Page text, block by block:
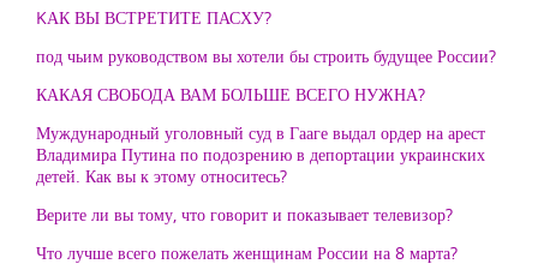
KАК ВЫ ВСТРЕТИТЕ ПАСХУ?
под чьим руководством вы хотели бы строить будущее России?
КАКАЯ СВОБОДА ВАМ БОЛЬШЕ ВСЕГО НУЖНА?
Муждународный уголовный суд в Гааге выдал ордер на арест
Владимира Путина по подозрению в депортации украинских
детей. Как вы к этому относитесь?
Верите ли вы тому, что говорит и показывает телевизор?
Что лучше всего пожелать женщинам России на 8 марта?